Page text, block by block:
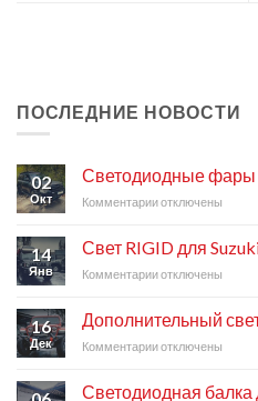
ПОСЛЕДНИЕ НОВОСТИ
02
Окт
Светодиодные фары
Комментариик
Светодиодные
фары
для
Land
200
отключены
14
Янв
Свет RIGID для
Комментариик
RIGID
для
Jimny
отключены
16
Дек
Дополнительный
Комментариик
Дополнительный
отключены
Светодиодная балка